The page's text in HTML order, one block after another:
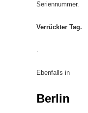
Seriennummer.
Verrückter Tag.
.
Ebenfalls in
Berlin